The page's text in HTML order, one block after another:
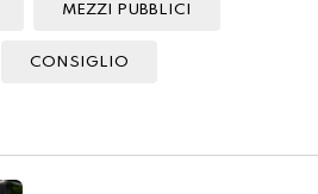
MEZZI PUBBLICI
CONSIGLIO